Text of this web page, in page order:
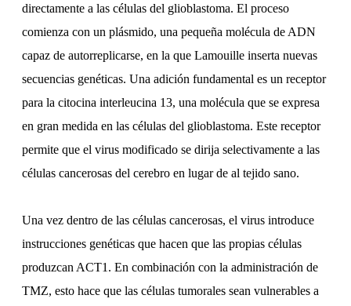
directamente a las células del glioblastoma. El proceso
comienza con un plásmido, una pequeña molécula de ADN
capaz de autorreplicarse, en la que Lamouille inserta nuevas
secuencias genéticas. Una adición fundamental es un receptor
para la citocina interleucina 13, una molécula que se expresa
en gran medida en las células del glioblastoma. Este receptor
permite que el virus modificado se dirija selectivamente a las
células cancerosas del cerebro en lugar de al tejido sano.
Una vez dentro de las células cancerosas, el virus introduce
instrucciones genéticas que hacen que las propias células
produzcan ACT1. En combinación con la administración de
TMZ, esto hace que las células tumorales sean vulnerables a